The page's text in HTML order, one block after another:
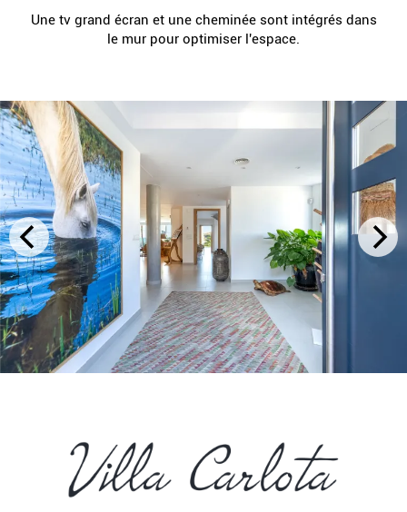
Une tv grand écran et une cheminée sont intégrés dans
le mur pour optimiser l'espace.